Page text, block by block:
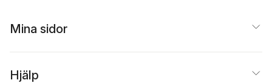
Mina sidor
Hjälp